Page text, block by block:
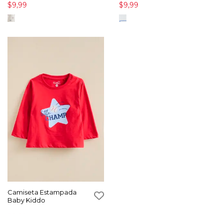
$9,99 $9,99
Camiseta Estampada
Baby Kiddo